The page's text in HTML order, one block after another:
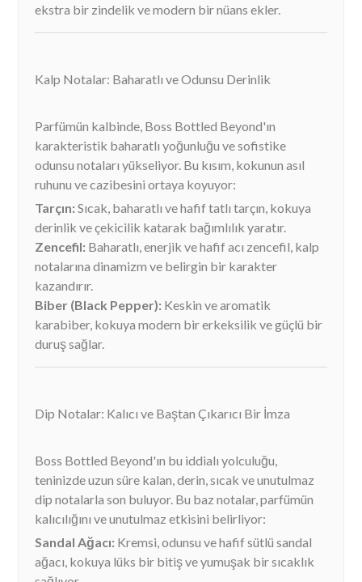
ekstra bir zindelik ve modern bir nüans ekler.
Kalp Notalar: Baharatlı ve Odunsu Derinlik
Parfümün kalbinde, Boss Bottled Beyond'ın
karakteristik baharatlı yoğunluğu ve sofistike
odunsu notaları yükseliyor. Bu kısım, kokunun asıl
ruhunu ve cazibesini ortaya koyuyor:
Tarçın: Sıcak, baharatlı ve hafif tatlı tarçın, kokuya
derinlik ve çekicilik katarak bağımlılık yaratır.
Zencefil: Baharatlı, enerjik ve hafif acı zencefil, kalp
notalarına dinamizm ve belirgin bir karakter
kazandırır.
Biber (Black Pepper): Keskin ve aromatik
karabiber, kokuya modern bir erkeksilik ve güçlü bir
duruş sağlar.
Dip Notalar: Kalıcı ve Baştan Çıkarıcı Bir İmza
Boss Bottled Beyond'ın bu iddialı yolculuğu,
teninizde uzun süre kalan, derin, sıcak ve unutulmaz
dip notalarla son buluyor. Bu baz notalar, parfümün
kalıcılığını ve unutulmaz etkisini belirliyor:
Sandal Ağacı: Kremsi, odunsu ve hafif sütlü sandal
ağacı, kokuya lüks bir bitiş ve yumuşak bir sıcaklık